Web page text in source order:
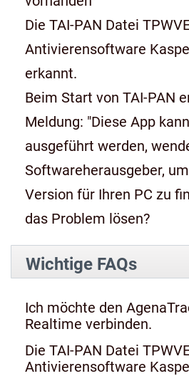
Die TAI-PAN Datei
Antivierensoftware
erkannt.
Beim Start von TAI-PAN
Meldung: "Diese App kann
ausgeführt werden,
Softwareherausgeber,
Version für Ihren PC zu
das Problem lösen?
Wichtige FAQs
Ich möchte den
Realtime verbinden.
Die TAI-PAN Datei
Antivierensoftware